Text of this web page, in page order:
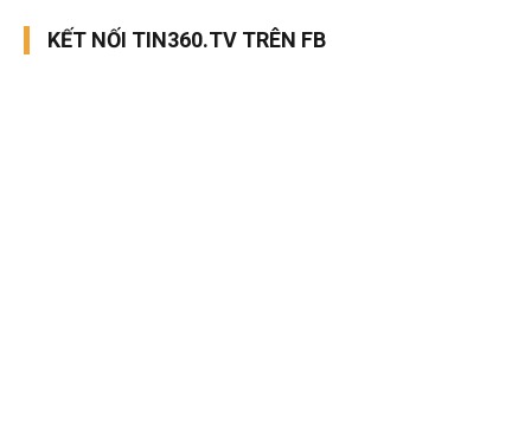
KẾT NỐI TIN360.TV TRÊN FB